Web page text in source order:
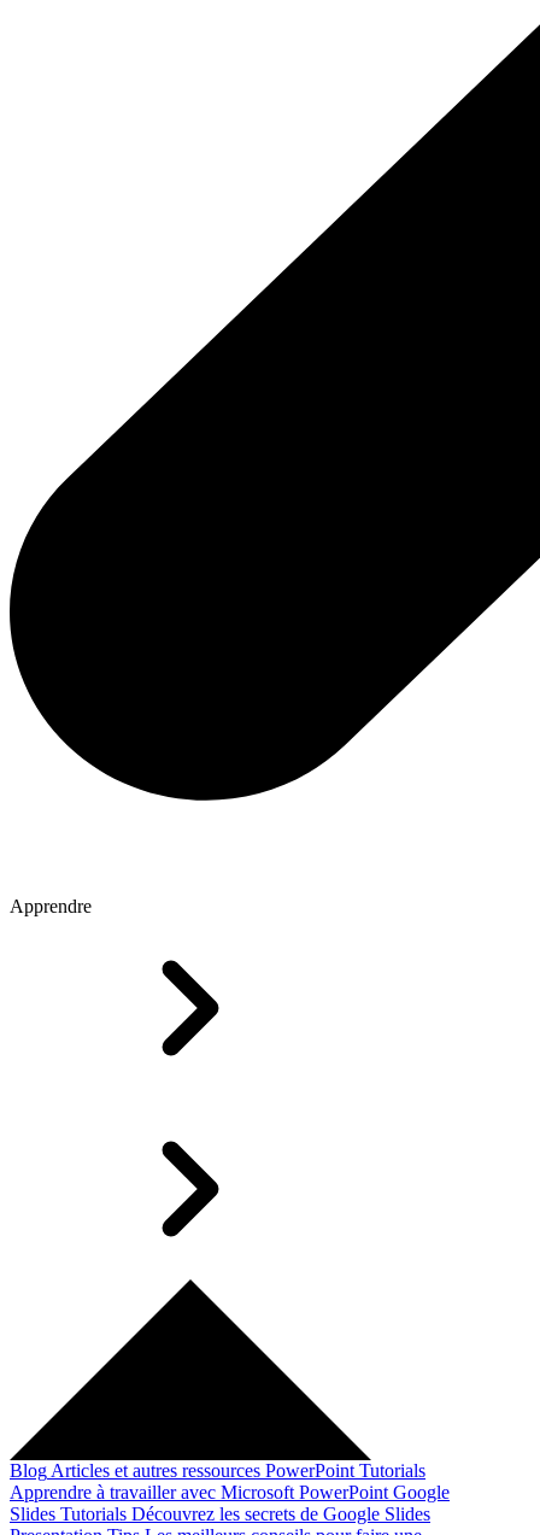
Apprendre
Blog Articles et autres ressources PowerPoint Tutorials
Apprendre à travailler avec Microsoft PowerPoint Google
Slides Tutorials Découvrez les secrets de Google Slides